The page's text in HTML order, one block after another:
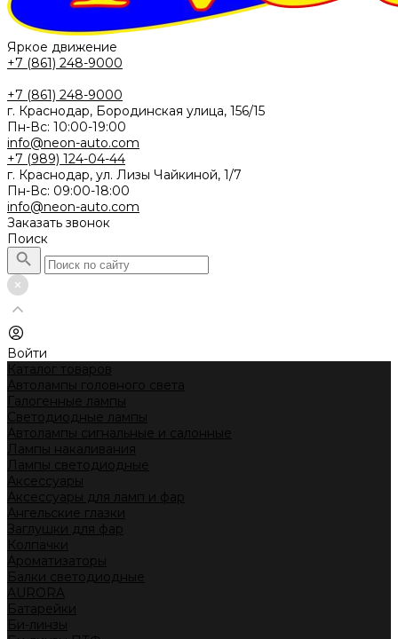
Яркое движение
+7 (861) 248-9000
+7 (861) 248-9000
г. Краснодар, Бородинская улица, 156/15
Пн-Вс: 10:00-19:00
info@neon-auto.com
+7 (989) 124-04-44
г. Краснодар, ул. Лизы Чайкиной, 1/7
Пн-Вс: 09:00-18:00
info@neon-auto.com
Заказать звонок
Поиск
Войти
Каталог товаров
Автолампы головного света
Галогенные лампы
Светодиодные лампы
Автолампы сигнальные и салонные
Лампы накаливания
Лампы светодиодные
Аксессуары
Аксессуары для ламп и фар
Ангельские глазки
Заглушки для фар
Колпачки
Ароматизаторы
Балки светодиодные
AURORA
Батарейки
Би-линзы